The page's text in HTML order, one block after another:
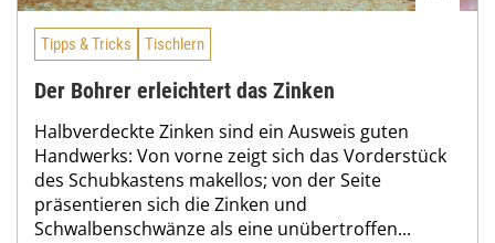
Tipps & Tricks Tischlern
Der Bohrer erleichtert das Zinken
Halbverdeckte Zinken sind ein Ausweis guten
Handwerks: Von vorne zeigt sich das Vorderstück
des Schubkastens makellos; von der Seite
präsentieren sich die Zinken und
Schwalbenschwänze als eine unübertroffen...